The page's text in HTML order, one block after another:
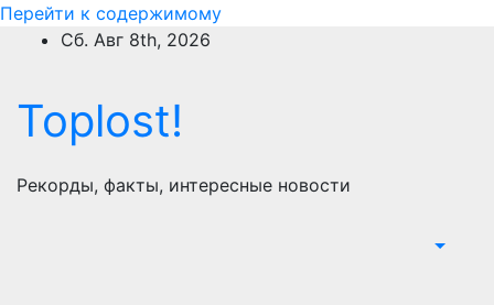
Перейти к содержимому
Сб. Авг 8th, 2026
Toplost!
Рекорды, факты, интересные новости